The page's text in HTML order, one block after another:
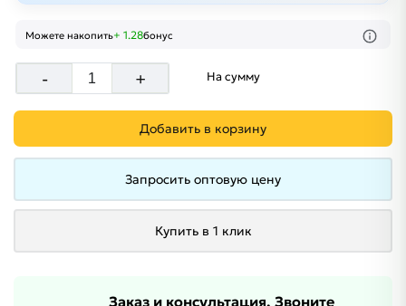
Можете накопить+ 1.28бонус
- + На сумму
Добавить в корзину
Запросить оптовую цену
Купить в 1 клик
Заказ и консультация. Звоните